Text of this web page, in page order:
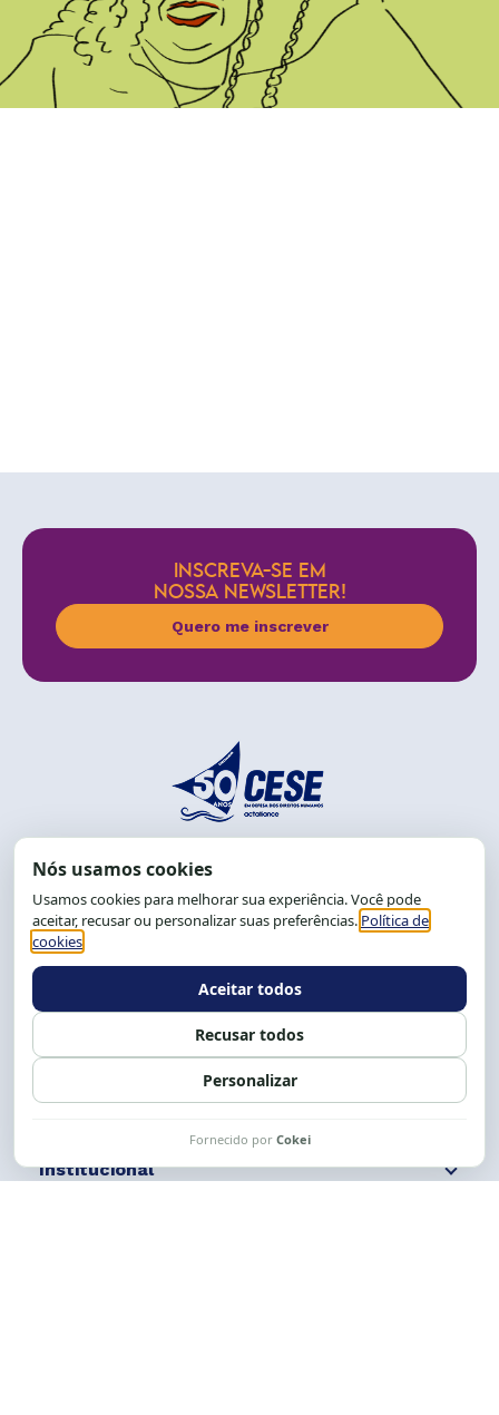
INSCREVA-SE EM
NOSSA NEWSLETTER!
Quero me inscrever
End.: R. da Graça, 150. Graça
CEP: 40.150-055
Salvador-BA, Brasil.
Tel.: (71) 2104-5457, Cel.: (71) 9 9239-2104 ou 2105
Expediente: 8h às 12h e 13 às 17h.
Siga nossas redes Fale conosco
Institucional